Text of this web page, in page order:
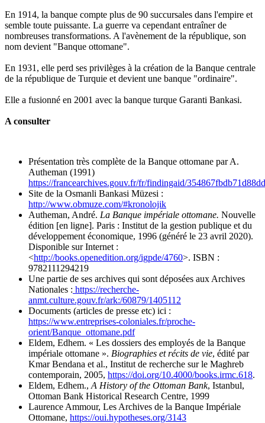
En 1914, la banque compte plus de 90 succursales dans l'empire et
semble toute puissante. La guerre va cependant entraîner de
nombreuses transformations. A l'avènement de la république, son
nom devient "Banque ottomane".
En 1931, elle perd ses privilèges à la création de la Banque centrale
de la république de Turquie et devient une banque "ordinaire".
Elle a fusionné en 2001 avec la banque turque Garanti Bankasi.
A consulter
Présentation très complète de la Banque ottomane par A.
Autheman (1991)
https://francearchives.gouv.fr/fr/findingaid/
Site de la Osmanli Bankasi Müzesi :
http://www.obmuze.com/#kronolojik
Autheman, André. La Banque impériale ottomane. Nouvelle
édition [en ligne]. Paris : Institut de la gestion publique et du
développement économique, 1996 (généré le 23 avril 2020).
Disponible sur Internet :
<http://books.openedition.org/igpde/4760>. ISBN :
9782111294219
Une partie de ses archives qui sont déposées aux Archives
Nationales : https://recherche-
anmt.culture.gouv.fr/ark:/60879/1405112
Documents (articles de presse etc) ici :
https://www.entreprises-coloniales.fr/proche-
orient/Banque_ottomane.pdf
Eldem, Edhem. « Les dossiers des employés de la Banque
impériale ottomane ». Biographies et récits de vie, édité par
Kmar Bendana et al., Institut de recherche sur le Maghreb
contemporain, 2005, https://doi.org/10.4000/books.irmc.618.
Eldem, Edhem., A History of the Ottoman Bank, Istanbul,
Ottoman Bank Historical Research Centre, 1999
Laurence Ammour, Les Archives de la Banque Impériale
Ottomane, https://oui.hypotheses.org/3143